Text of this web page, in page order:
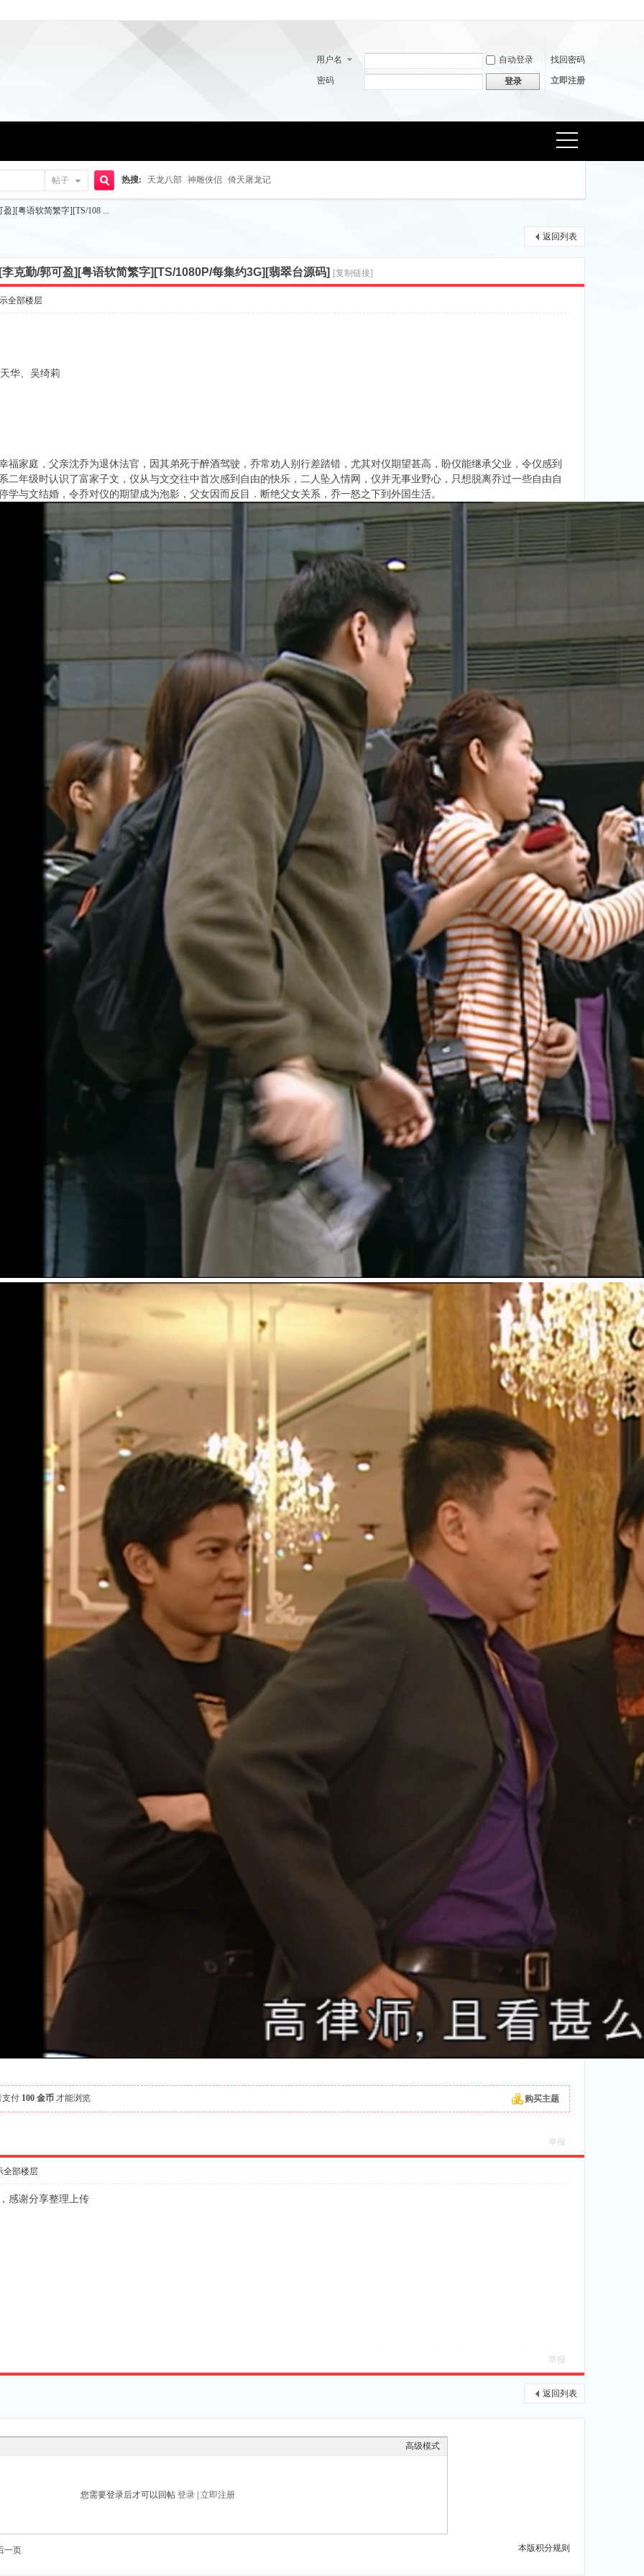
用户名 自动登录 找回密码
密码 登录 立即注册
帖子 热搜: 天龙八部 神雕侠侣 倚天屠龙记
][粤语软简繁字][TS/108 ...
返回列表
克勤/郭可盈][粤语软简繁字][TS/1080P/每集约3G][翡翠台源码] [复制链接]
全部楼层
华、吴绮莉
福家庭，父亲沈乔为退休法官，因其弟死于醉酒驾驶，乔常劝人别行差踏错，尤其对仪期望甚高，盼仪能继承父业，令仪感到
二年级时认识了富家子文，仪从与文交往中首次感到自由的快乐，二人坠入情网，仪并无事业野心，只想脱离乔过一些自由自
学与文结婚，令乔对仪的期望成为泡影，父女因而反目．断绝父女关系，乔一怒之下到外国生活。
购买主题
支付 100 金币 才能浏览
举报
全部楼层
感谢分享整理上传
举报
返回列表
高级模式
您需要登录后才可以回帖 登录 立即注册
本版积分规则
一页